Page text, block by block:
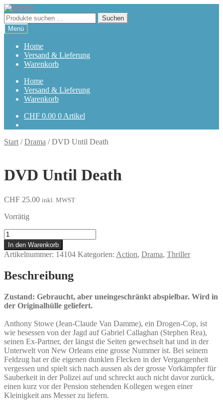
Zur
Navigation
springen
Zum
Inhalt
springen
Suchen
nach:
Suchen
Menü
Home
Versand & Lieferung
Warenkorb
Home
Versand & Lieferung
Warenkorb
CHF 0.00 0 Artikel
Start /Drama /DVD Until Death
DVD Until Death
CHF 25.00 inkl. MWST
Vorrätig
Until
Death
Menge
In den Warenkorb
Artikelnummer: 14104 Kategorien: Action, Drama, Thriller
Beschreibung
Zustand: Gebraucht, aber uneingeschränkt abspielbar. Wird in
der Originalhülle geliefert.
Anthony Stowe (Jean-Claude Van Damme), ein Drogen-Cop, ist
wie besessen von der Jagd auf Gabriel Callaghan (Stephen Rea),
seinen Ex-Partner, der längst die Seiten gewechselt hat und in der
Unterwelt von New Orleans eine grosse Nummer ist. Bei seinem
Feldzug hat er die eigenen dunklen Flecken in der Vergangenheit
vergessen und spielt sich nach aussen als der grosse Vorkämpfer für
Sauberkeit in der Polizei auf und schreckt auch nicht davor zurück,
einen kurz vor der Pension stehenden Kollegen wegen einer
Kleinigkeit ans Messer zu liefern.